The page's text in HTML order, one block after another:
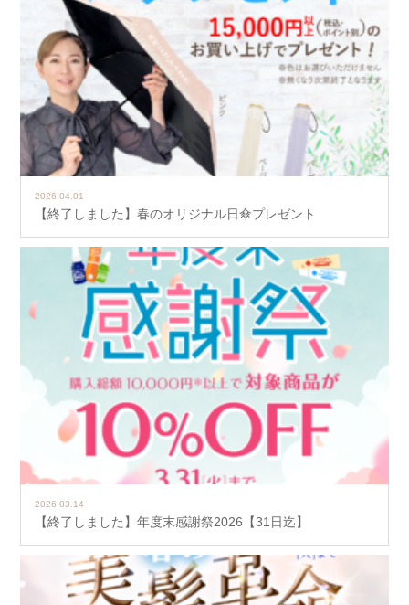
2026.04.01
【終了しました】春のオリジナル日傘プレゼント
2026.03.14
【終了しました】年度末感謝祭2026【31日迄】